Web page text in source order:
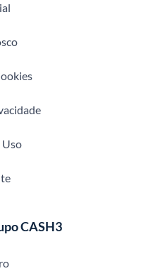
Uso
CASH3